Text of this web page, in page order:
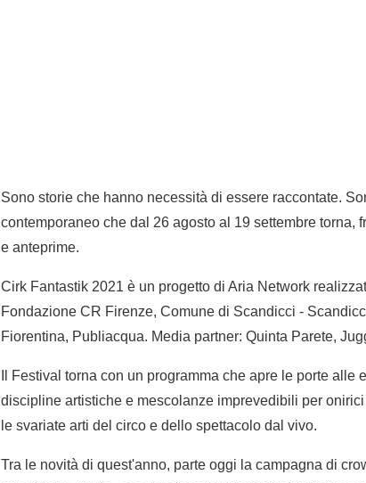
Sono storie che hanno necessità di essere raccontate.
contemporaneo che dal 26 agosto al 19 settembre
e anteprime.
Cirk Fantastik 2021 è un progetto di Aria Network
Fondazione CR Firenze, Comune di Scandicci -
Fiorentina, Publiacqua. Media partner: Quinta Parete,
Il Festival torna con un programma che apre le porte
discipline artistiche e mescolanze imprevedibili per
le svariate arti del circo e dello spettacolo dal vivo.
Tra le novità di quest'anno, parte oggi la campagna di